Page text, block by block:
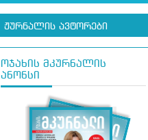
ჟურნალის ავტორები
ოჯახის მკურნალის
ანონსი